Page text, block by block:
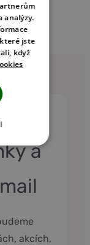
a
akcích,
analýzy.
jste
když